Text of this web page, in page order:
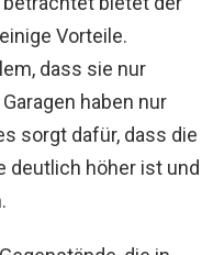
Vorteile.
dass sie nur
haben nur
sorgt dafür, dass die
deutlich höher ist und